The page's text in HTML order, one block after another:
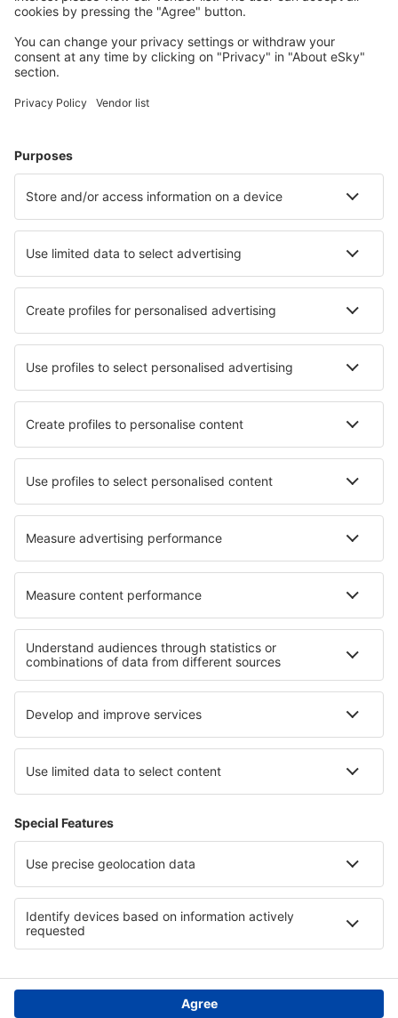
Gli hotel più ricercati dagli utenti eSky
Hotel in Romania - Città popolari
Hotel a Cluj-Napoca Hotel a Costanza Hotel in Brasov
Hotel in Piatra Neamț Hotel in Targoviste
Hotel Colibita
I migliori hotel - città
Hotel in St. Leonard Hotel in Arenas de Iguña
Hotel in Thorverton Hotel Bergvik Hotel in Marston
Hotel in Hacienda Heights Hotel in Coin
Hotel in La Bâtie-Neuve
I migliori hotel - zone
Hotel a Distretto di Mehedinți Hotel a Distretto di Maramureș
Hotel a Distretto di Ilfov Hotel a Distretto di Brașov
Hotel a Distretto di Iași Hotel a Maiorca
Hotel in Florida Coast Hotel nel Peloponneso
Hotel in Norte de Santander